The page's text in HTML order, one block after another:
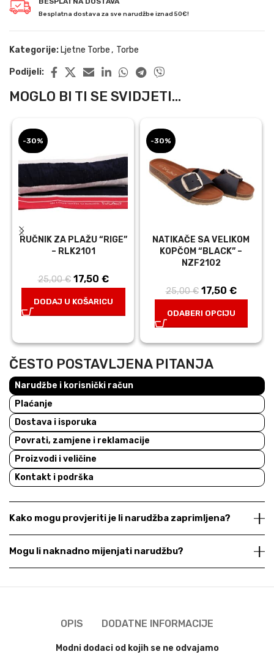
Besplatna dostava za sve narudžbe iznad 50€!
Kategorije: Ljetne Torbe, Torbe
Podijeli:
MOGLO BI TI SE SVIDJETI...
-30%
RUČNIK ZA PLAŽU “RIGE”
– RLK2101
25,00€
Izvorna
25,00 €.
17,50 €Trenutna
17,50 €.
DODAJ U KOŠARICU
-30%
NATIKAČE SA VELIKOM
KOPČOM “BLACK” –
NZF2102
25,00€
Izvorna
25,00 €.
17,50 €
ODABERI OPCIJU
ČESTO POSTAVLJENA PITANJA
Narudžbe i korisnički račun
Plaćanje
Dostava i isporuka
Povrati, zamjene i reklamacije
Proizvodi i veličine
Kontakt i podrška
Kako mogu provjeriti je li narudžba zaprimljena?
Mogu li naknadno mijenjati narudžbu?
OPIS DODATNE INFORMACIJE
Modni dodaci od kojih se ne odvajamo